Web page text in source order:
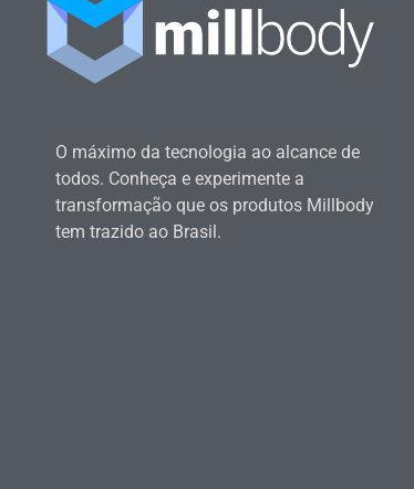
O máximo da tecnologia ao alcance de
todos. Conheça e experimente a
transformação que os produtos Millbody
tem trazido ao Brasil.